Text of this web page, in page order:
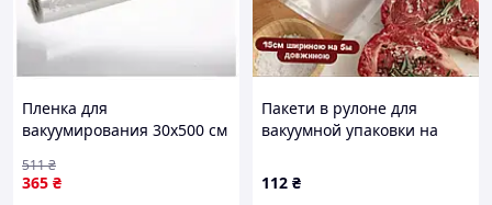
Пленка для
вакуумирования 30x500 см
Sokany BT-15597
365 ₴
511₴
Пакети в рулоне для
вакуумной упаковки на
112 ₴